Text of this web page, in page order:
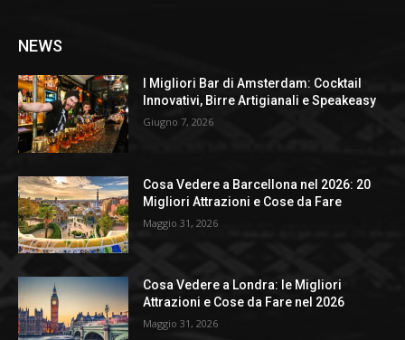
NEWS
I Migliori Bar di Amsterdam: Cocktail
Innovativi, Birre Artigianali e Speakeasy
Giugno 7, 2026
Cosa Vedere a Barcellona nel 2026: 20
Migliori Attrazioni e Cose da Fare
Maggio 31, 2026
Cosa Vedere a Londra: le Migliori
Attrazioni e Cose da Fare nel 2026
Maggio 31, 2026